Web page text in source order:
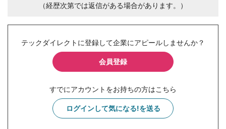
（経歴次第では返信がある場合があります。）
テックダイレクトに登録して企業にアピールしませんか？
会員登録
すでにアカウントをお持ちの方はこちら
ログインして気になる!を送る